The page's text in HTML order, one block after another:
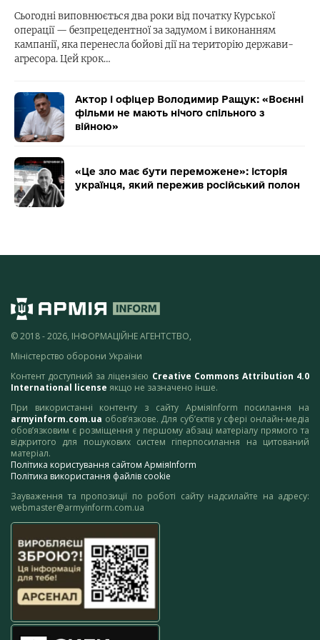
Сьогодні виповнюється два роки від початку Курської
операції — безпрецедентної за задумом і виконанням
кампанії, яка перенесла бойові дії на територію держави-
агресора. Цей крок…
Актор і офіцер Володимир Ращук: «Воєнні
фільми не мають нічого спільного з
війною»
«Це зло має бути переможене»: історія
українця, який пережив російський полон
© 2018 - 2026, ІНФОРМАЦІЙНЕ АГЕНТСТВО,
Міністерство оборони України
Контент доступний за ліцензією Creative Commons Attribution 4.0
International license якщо не зазначено інше.
При використанні контенту з сайту АрміяInform посилання на
armyinform.com.ua обов’язкове. Для суб’єктів у сфері онлайн-медіа
обов’язковим є розміщення у першому абзаці матеріалу прямого та
відкритого для пошукових систем гіперпосилання на цитований
матеріал.
Політика користування сайтом АрміяInform
Політика використання файлів cookie
Зауваження та пропозиції по роботі сайту надсилайте на адресу:
webmaster@armyinform.com.ua